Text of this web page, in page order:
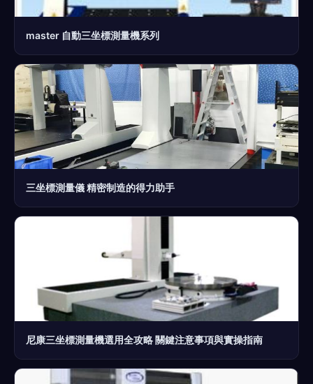
master 自動三坐標測量機系列
三坐標測量儀 精密制造的得力助手
尼康三坐標測量機選用全攻略 關鍵注意事項與實操指南